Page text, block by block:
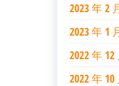
2023 年 2
2023 年 1
2022 年 12
2022 年 10